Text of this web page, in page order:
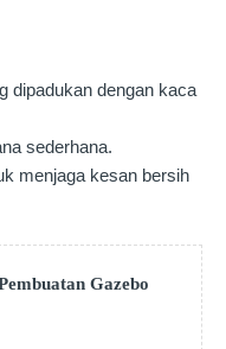
dipadukan dengan kaca
sederhana.
menjaga kesan bersih
Gazebo